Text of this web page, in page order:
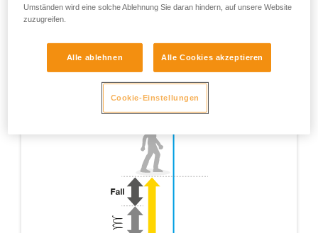
Umständen wird eine solche Ablehnung Sie daran hindern, auf unsere Website
zuzugreifen.
Alle ablehnen Alle Cookies akzeptieren
Cookie-Einstellungen